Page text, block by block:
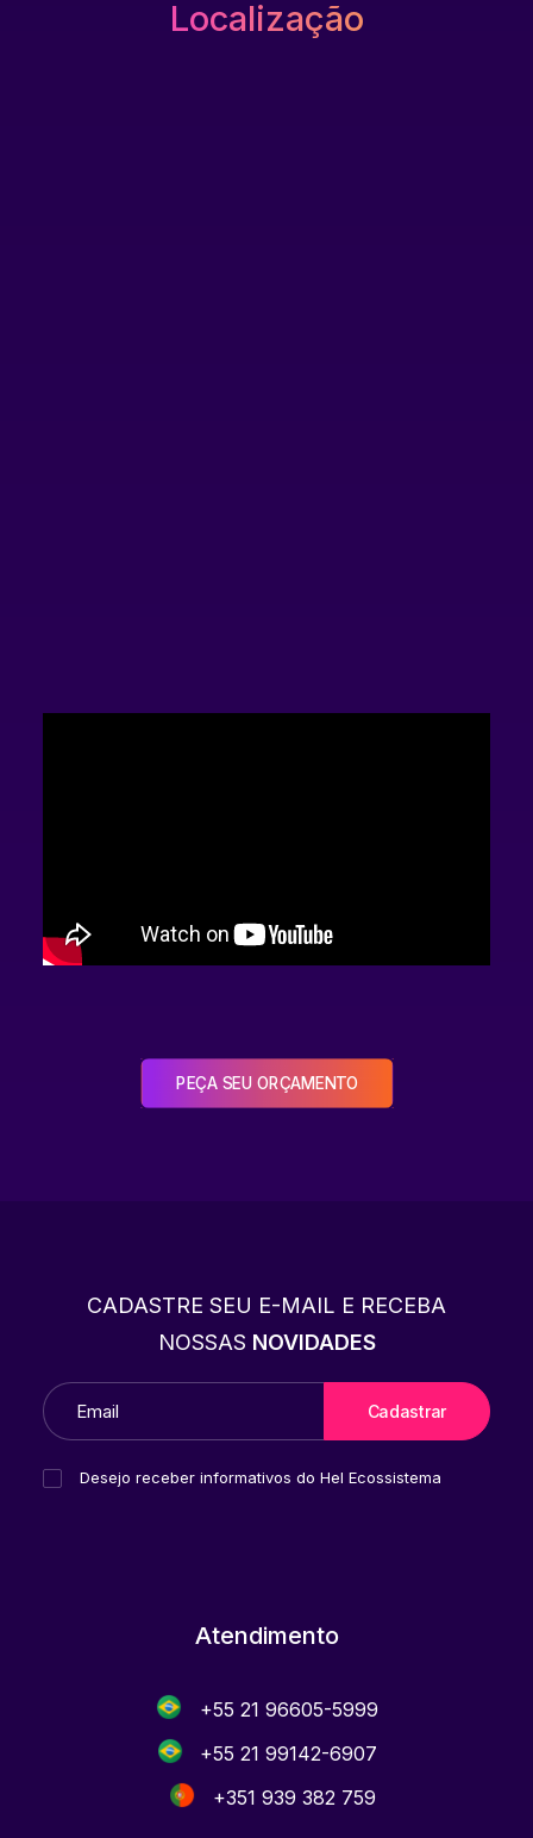
Localização
PEÇA SEU ORÇAMENTO
CADASTRE SEU E-MAIL E RECEBA
NOSSAS NOVIDADES
Desejo receber informativos do Hel Ecossistema
Atendimento
+55 21 96605-5999
+55 21 99142-6907
+351 939 382 759